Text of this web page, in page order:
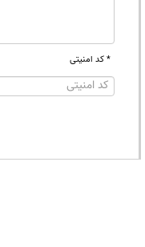
* کد امنیتی